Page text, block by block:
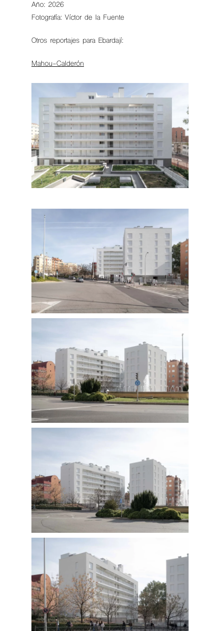
Año: 2026
Fotografía: Víctor de la Fuente
Otros reportajes para Ebardají:
Mahou-Calderón